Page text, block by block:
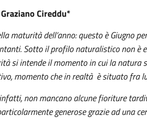
raziano Cireddu*
maturità dell’anno: questo è Giugno
Sotto il profilo naturalistico non è
si intende il momento in cui la natura
momento che in realtà è situato fra
non mancano alcune fioriture
generose grazie ad una